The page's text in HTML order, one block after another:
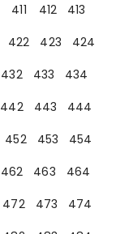
411 412
413
422 423
424
432 433
434
442 443
444
452 453
454
462 463
464
472 473
474